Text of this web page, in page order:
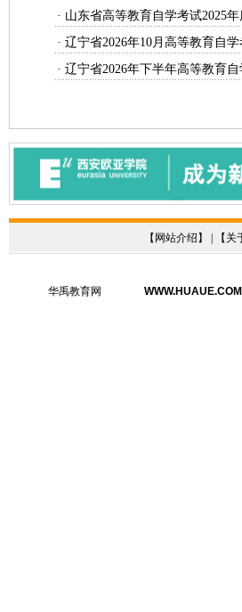
· 山东省高等教育自学考试2025
· 辽宁省2026年10月高等教育自
· 辽宁省2026年下半年高等教育
【 网站介绍 】 | 【 关
华禹教育网 WWW.HUAUE.COM